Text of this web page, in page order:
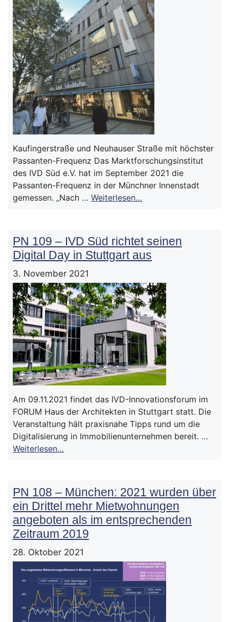
Kaufingerstraße und Neuhauser Straße mit höchster
Passanten-Frequenz Das Marktforschungsinstitut
des IVD Süd e.V. hat im September 2021 die
Passanten-Frequenz in der Münchner Innenstadt
gemessen. „Nach … Weiterlesen…
PN 109 – IVD Süd richtet seinen
Digital Day in Stuttgart aus
3. November 2021
Am 09.11.2021 findet das IVD-Innovationsforum im
FORUM Haus der Architekten in Stuttgart statt. Die
Veranstaltung hält praxisnahe Tipps rund um die
Digitalisierung in Immobilienunternehmen bereit. …
Weiterlesen…
PN 108 – München: 2021 wurden über
ein Drittel mehr Mietwohnungen
angeboten als im entsprechenden
Zeitraum 2019
28. Oktober 2021